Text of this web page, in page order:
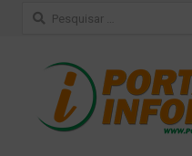
Pesquisar